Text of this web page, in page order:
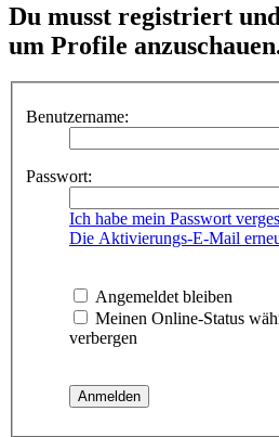
Du musst registriert
um Profile
Benutzername:
Passwort:
Ich habe mein Passwort
Die Aktivierungs-E-Mail
Angemeldet bleiben
Meinen Online-Status
verbergen